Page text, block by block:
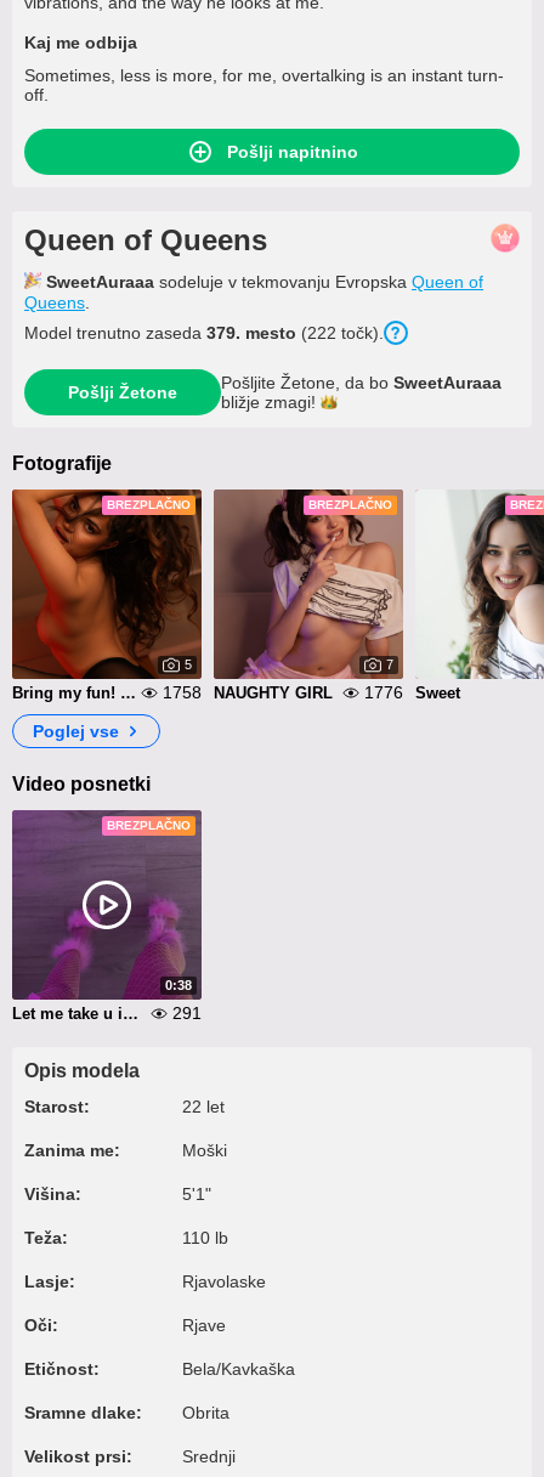
Kaj me odbija
Sometimes, less is more, for me, overtalking is an instant turn-
off.
Pošlji napitnino
Queen of Queens
SweetAuraaa sodeluje v tekmovanju Evropska Queen of
Queens
Model trenutno zaseda 379. mesto (222 točk).
Pošlji Žetone Pošljite Žetone, da bo SweetAuraaa
bližje zmagi!
Fotografije
BREZPLAČNO
5
Bring my fun! 😍💋 1758
BREZPLAČNO
7
NAUGHTY GIRL 1776 Sweet
Poglej vse
Video posnetki
BREZPLAČNO
0:38
Let me take u in a marvelous adventure to explore every inch of my body 291
Opis modela
Starost: 22 let
Zanima me: Moški
Višina: 5'1"
Teža: 110 lb
Lasje: Rjavolaske
Oči: Rjave
Etičnost: Bela/Kavkaška
Sramne dlake: Obrita
Velikost prsi: Srednji